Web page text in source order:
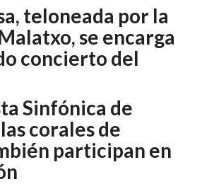
teloneada por la
se encarga
concierto del
Sinfónica de
corales de
participan en